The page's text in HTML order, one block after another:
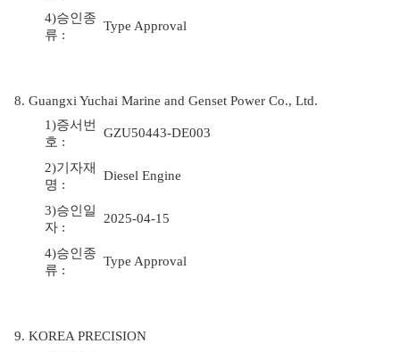
4)승인종
류 :
Type Approval
8. Guangxi Yuchai Marine and Genset Power Co., Ltd.
1)증서번
호 :
GZU50443-DE003
2)기자재
명 :
Diesel Engine
3)승인일
자 :
2025-04-15
4)승인종
류 :
Type Approval
9. KOREA PRECISION